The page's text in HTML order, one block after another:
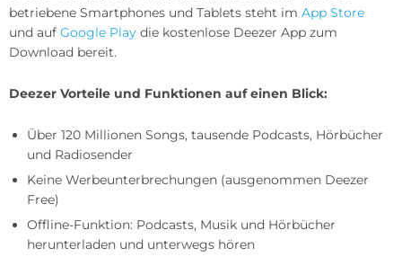
betriebene Smartphones und Tablets steht im App Store
und auf Google Play die kostenlose Deezer App zum
Download bereit.
Deezer Vorteile und Funktionen auf einen Blick:
Über 120 Millionen Songs, tausende Podcasts, Hörbücher
und Radiosender
Keine Werbeunterbrechungen (ausgenommen Deezer
Free)
Offline-Funktion: Podcasts, Musik und Hörbücher
herunterladen und unterwegs hören